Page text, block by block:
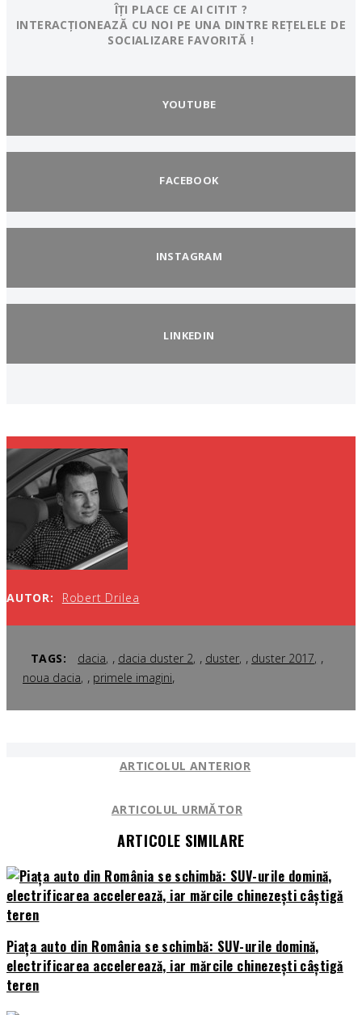
ÎȚI PLACE CE AI CITIT ?
INTERACȚIONEAZĂ CU NOI PE UNA DINTRE REȚELELE DE
SOCIALIZARE FAVORITĂ !
YOUTUBE
FACEBOOK
INSTAGRAM
LINKEDIN
AUTOR: Robert Drilea
TAGS: dacia , dacia duster 2 , duster , duster 2017 ,
noua dacia , primele imagini,
ARTICOLUL ANTERIOR
ARTICOLUL URMĂTOR
ARTICOLE SIMILARE
Piața auto din România se schimbă: SUV-urile domină,
electrificarea accelerează, iar mărcile chinezești câștigă
teren